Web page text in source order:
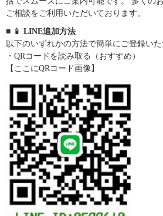
ご相談をご利用いただいております。
■ 📱 LINE追加方法
以下のいずれかの方法で簡単にご登録いた
・QRコードを読み取る（おすすめ）
【ここにQRコード画像】